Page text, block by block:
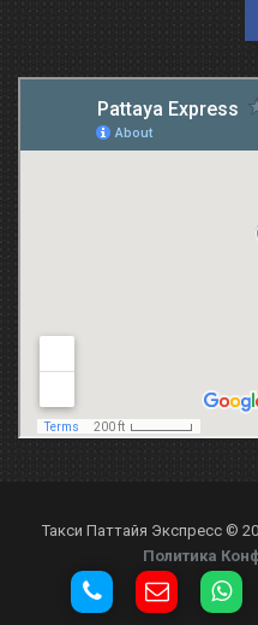
Такси Паттайя Экспресс ©
Политика